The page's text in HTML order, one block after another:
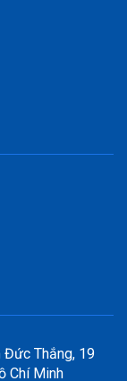
Đức Thắng, 19
Chí Minh